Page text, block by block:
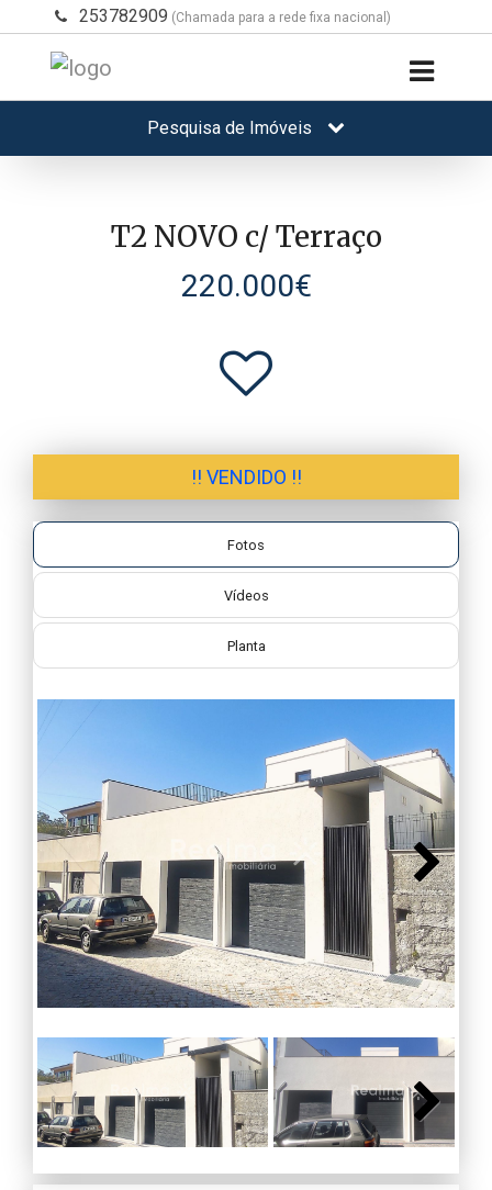
253782909 (Chamada para a rede fixa nacional)
Pesquisa de Imóveis
T2 NOVO c/ Terraço
220.000€
!! VENDIDO !!
Fotos
Vídeos
Planta
Next
Next